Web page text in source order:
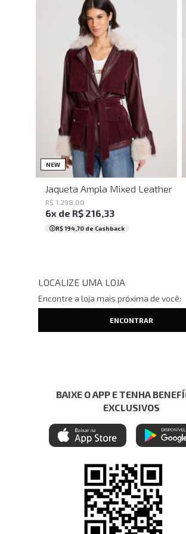
NEW G
Jaqueta Ampla Mixed Leather
R$ 1 298 00
6x de R$ 216,33
R$ 194,70 de Cashback
LOCALIZE UMA LOJA
Encontre a loja mais próxima de você:
BAIXE O APP E TENHA
EXCLUSIVOS